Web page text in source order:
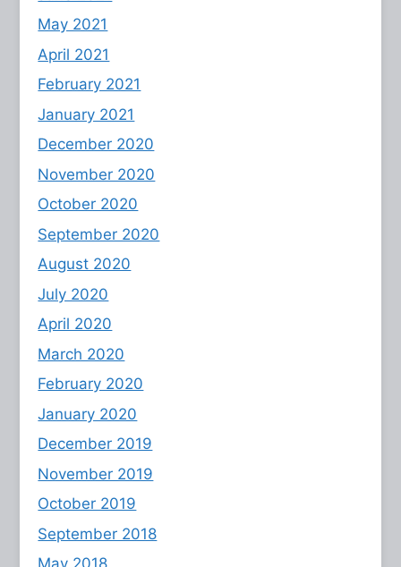
May 2021
April 2021
February 2021
January 2021
December 2020
November 2020
October 2020
September 2020
August 2020
July 2020
April 2020
March 2020
February 2020
January 2020
December 2019
November 2019
October 2019
September 2018